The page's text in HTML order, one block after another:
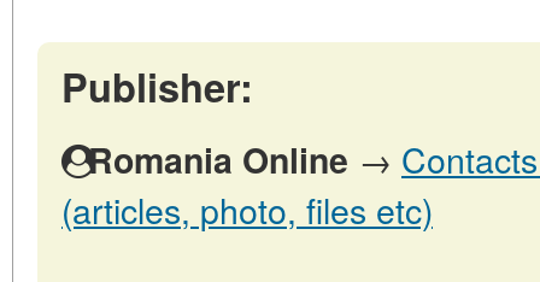
Publisher:
Romania Online →
(articles, photo, files etc)